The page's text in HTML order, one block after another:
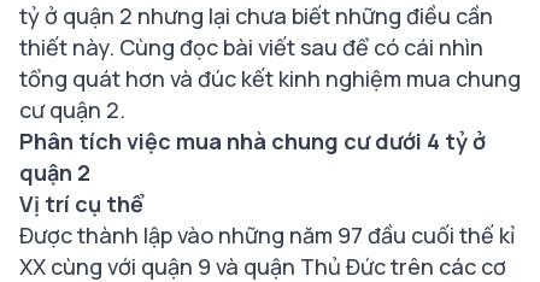
tỷ ở quận 2 nhưng lại chưa biết những điều cần
thiết này. Cùng đọc bài viết sau để có cái nhìn
tổng quát hơn và đúc kết kinh nghiệm mua chung
cư quận 2.
Phân tích việc mua nhà chung cư dưới 4 tỷ ở
quận 2
Vị trí cụ thể
Được thành lập vào những năm 97 đầu cuối thế kỉ
XX cùng với quận 9 và quận Thủ Đức trên các cơ